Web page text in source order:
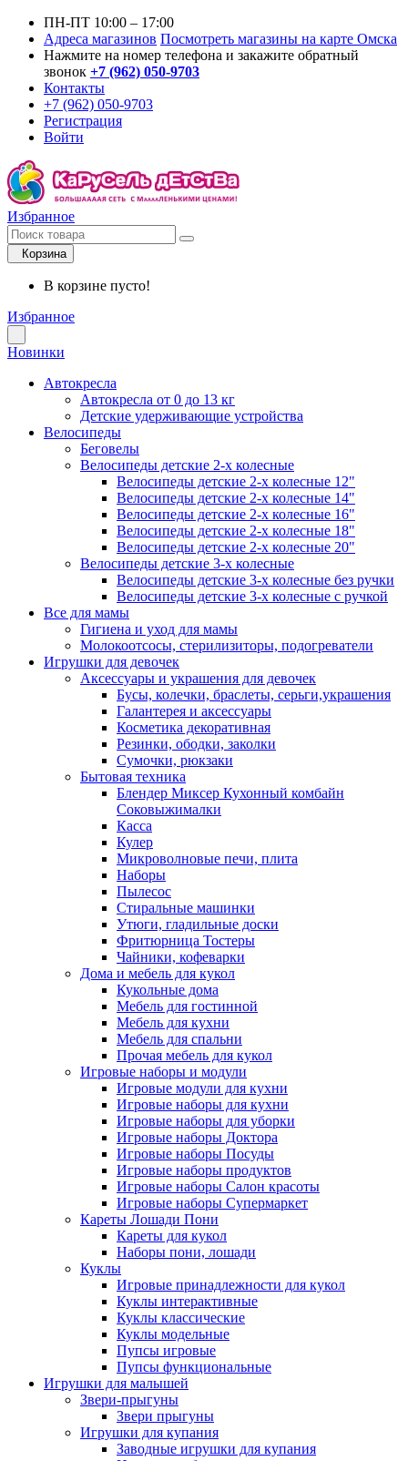
ПН-ПТ 10:00 – 17:00
Адреса магазинов Посмотреть магазины на карте Омска
Нажмите на номер телефона и закажите обратный
звонок +7 (962) 050-9703
Контакты
+7 (962) 050-9703
Регистрация
Войти
Избранное
Корзина
В корзине пусто!
Избранное
Новинки
Автокресла
Автокресла от 0 до 13 кг
Детские удерживающие устройства
Велосипеды
Беговелы
Велосипеды детские 2-х колесные
Велосипеды детские 2-х колесные 12"
Велосипеды детские 2-х колесные 14"
Велосипеды детские 2-х колесные 16"
Велосипеды детские 2-х колесные 18"
Велосипеды детские 2-х колесные 20"
Велосипеды детские 3-х колесные
Велосипеды детские 3-х колесные без ручки
Велосипеды детские 3-х колесные с ручкой
Все для мамы
Гигиена и уход для мамы
Молокоотсосы, стерилизиторы, подогреватели
Игрушки для девочек
Аксессуары и украшения для девочек
Бусы, колечки, браслеты, серьги,украшения
Галантерея и аксессуары
Косметика декоративная
Резинки, ободки, заколки
Сумочки, рюкзаки
Бытовая техника
Блендер Миксер Кухонный комбайн
Соковыжималки
Касса
Кулер
Микроволновые печи, плита
Наборы
Пылесос
Стиральные машинки
Утюги, гладильные доски
Фритюрница Тостеры
Чайники, кофеварки
Дома и мебель для кукол
Кукольные дома
Мебель для гостинной
Мебель для кухни
Мебель для спальни
Прочая мебель для кукол
Игровые наборы и модули
Игровые модули для кухни
Игровые наборы для кухни
Игровые наборы для уборки
Игровые наборы Доктора
Игровые наборы Посуды
Игровые наборы продуктов
Игровые наборы Салон красоты
Игровые наборы Супермаркет
Кареты Лошади Пони
Кареты для кукол
Наборы пони, лошади
Куклы
Игровые принадлежности для кукол
Куклы интерактивные
Куклы классические
Куклы модельные
Пупсы игровые
Пупсы функциональные
Игрушки для малышей
Звери-прыгуны
Звери прыгуны
Игрушки для купания
Заводные игрушки для купания